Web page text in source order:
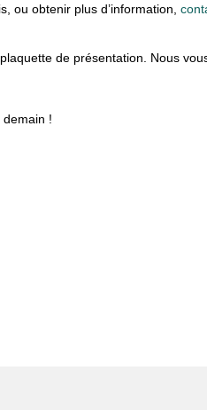
ou obtenir plus d’information,
de présentation. Nous
!